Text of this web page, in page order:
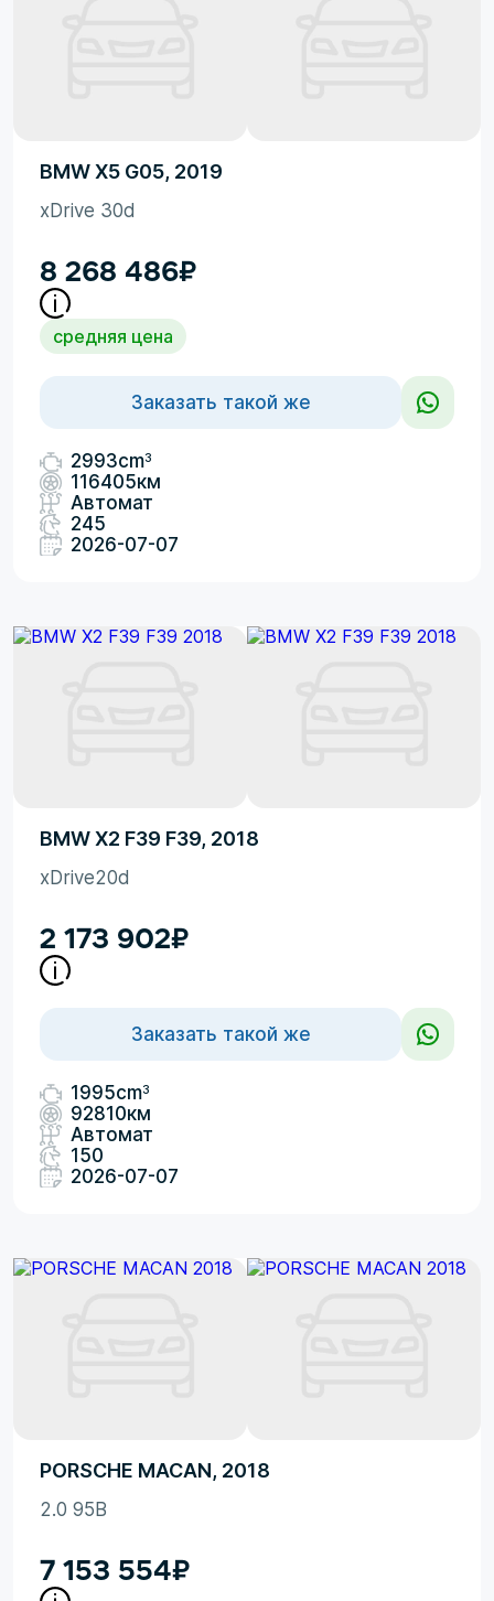
BMW X5 G05, 2019
xDrive 30d
8 268 486₽
средняя цена
Заказать такой же
2993cm3
116405км
Автомат
245
2026-07-07
BMW X2 F39 F39, 2018
xDrive20d
2 173 902₽
Заказать такой же
1995cm3
92810км
Автомат
150
2026-07-07
PORSCHE MACAN, 2018
2.0 95B
7 153 554₽